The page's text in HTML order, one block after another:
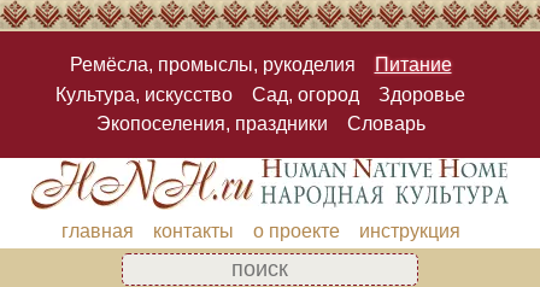
Ремёсла, промыслы, рукоделия
Питание
Культура, искусство
Сад, огород
Здоровье
Экопоселения, праздники
Словарь
главная контакты о проекте инструкция